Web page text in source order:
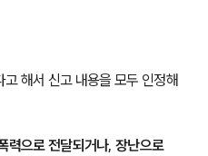
해서 신고 내용을 모두 인정해
력으로 전달되거나, 장난으로